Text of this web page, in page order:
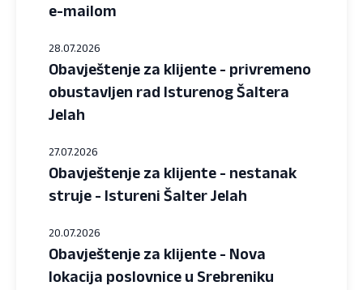
e-mailom
28.07.2026
Obavještenje za klijente - privremeno
obustavljen rad Isturenog Šaltera
Jelah
27.07.2026
Obavještenje za klijente - nestanak
struje - Istureni Šalter Jelah
20.07.2026
Obavještenje za klijente - Nova
lokacija poslovnice u Srebreniku